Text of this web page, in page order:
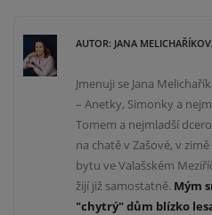
AUTOR: JANA
Jmenuji se Jana
– Anetky, Simonky a
Tomem a nejmladší
na chatě v Zašové, v
bytu ve Valašském
žijí již samostatně. Mým
"chytrý" dům blízko